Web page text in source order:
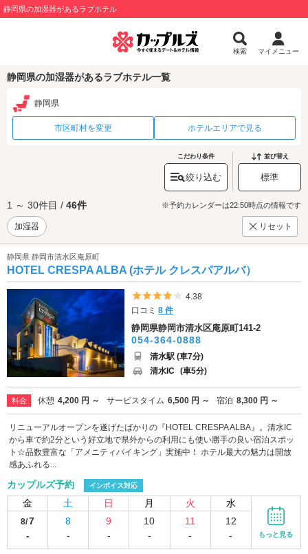
静岡県の加湿器があるラブホテル
検索 マイメニュー
静岡県の加湿器があるラブホテル一覧
静岡県
市区町村を変更 ホテルエリアで見る
こだわり条件
絞り込む
並び替え
標準
1 ～ 30件目 / 46件 ※予約カレンダーは22:50時点の情報です
加湿器 リセット
静岡県 静岡市清水区庵原町
HOTEL CRESPA ALBA (ホテル クレスパアルバ）
5つ星のうち4
4.38
口コミ8 件
静岡県静岡市清水区庵原町141-2
054-364-0888
清水駅 (車7分)
清水IC (車5分)
料金 休憩 4,200 円 ～ サービスタイム 6,500 円 ～ 宿泊 8,300 円 ～
リニューアルオープンを遂げたばかりの『HOTEL CRESPA ALBA』。清水IC
から車で約2分という好立地で県外からの利用にも使い勝手の良い宿泊スポッ
ト☆品数豊富な「アメニティバイキング」実施中！ ホテル最大の魅力は開放
感あふれる...
カップルズ予約 インボイス対応
金 土 日 月 火 水
8/7
-
8
-
9
-
10
-
11
-
12
-
もっと見る